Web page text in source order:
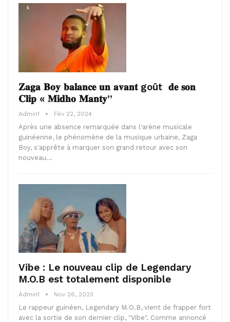
𝐙𝐚𝐠𝐚 𝐁𝐨𝐲 𝐛𝐚𝐥𝐚𝐧𝐜𝐞 𝐮𝐧 𝐚𝐯𝐚𝐧𝐭 goût 𝐝𝐞 𝐬𝐨𝐧
𝐂𝐥𝐢𝐩 « 𝐌𝐢𝐝𝐡𝐨 𝐌𝐚𝐧𝐭𝐲”
Admin1 Fév 22, 2024
Après une absence remarquée dans l'arène musicale
guinéenne, le phénomène de la musique urbaine, Zaga
Boy, s'apprête à marquer son grand retour avec son
nouveau…
Vibe : Le nouveau clip de Legendary
M.O.B est totalement disponible
Admin1 Nov 26, 2023
Le rappeur guinéen, Legendary M.O.B, vient de frapper fort
avec la sortie de son dernier clip, "Vibe". Comme annoncé